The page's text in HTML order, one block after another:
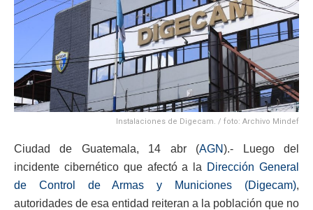
Instalaciones de Digecam. / foto: Archivo Mindef
Ciudad de Guatemala, 14 abr (AGN).- Luego del
incidente cibernético que afectó a la Dirección General
de Control de Armas y Municiones (Digecam),
autoridades de esa entidad reiteran a la población que no